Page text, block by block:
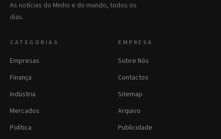
As notícias do Minho e do mundo, todos os
dias.
CATEGORIAS
Empresas
Finança
Indústria
Mercados
Política
EMPRESA
Sobre Nós
Contactos
Sitemap
Arquivo
Publicidade